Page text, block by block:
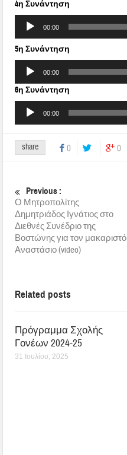
4η Συνάντηση
Πρόγραμμα
Αναπαραγωγής
Ήχου
00:00
5η Συνάντηση
Πρόγραμμα
Αναπαραγωγής
Ήχου
00:00
6η Συνάντηση
Πρόγραμμα
Αναπαραγωγής
00:00
share 0 0
Previous :
Ο Μητροπολίτης
Δημητριάδος Ιγνάτιος στο
Διεθνές Συνέδριο της
Βοστώνης για τον μακαριστό
Αναστάσιο (video)
Related posts
Πρόγραμμα Σχολής
Γονέων 2024-25
31 Ιουλίου, 2025